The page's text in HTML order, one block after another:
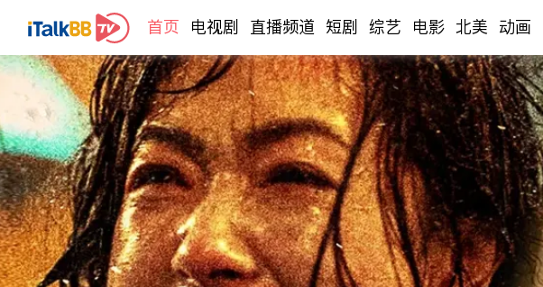
首页 电视剧 直播频道 短剧 综艺 电影 北美 动画